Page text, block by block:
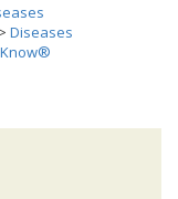
> Diseases